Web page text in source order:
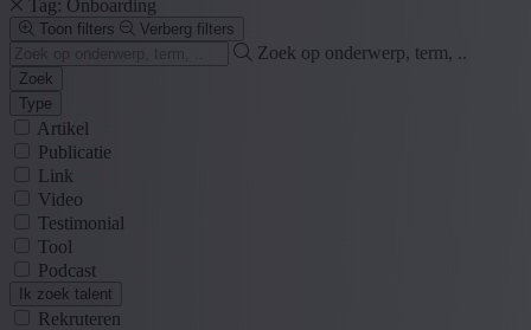
Tag: Onboarding
Toon filters Verberg filters
Zoek op onderwerp, term, ..
Zoek
Type
Artikel
Publicatie
Link
Video
Testimonial
Tool
Podcast
Ik zoek talent
Rekruteren